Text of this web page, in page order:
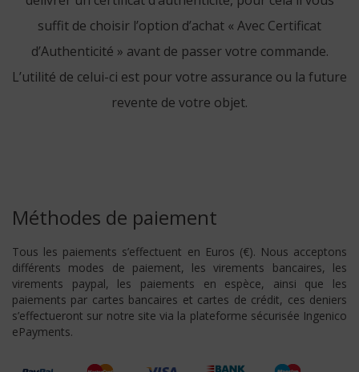
suffit de choisir l’option d’achat « Avec Certificat
d’Authenticité » avant de passer votre commande.
L’utilité de celui-ci est pour votre assurance ou la future
revente de votre objet.
Méthodes de paiement
Tous les paiements s’effectuent en Euros (€). Nous acceptons
différents modes de paiement, les virements bancaires, les
virements paypal, les paiements en espèce, ainsi que les
paiements par cartes bancaires et cartes de crédit, ces deniers
s’effectueront sur notre site via la plateforme sécurisée Ingenico
ePayments.